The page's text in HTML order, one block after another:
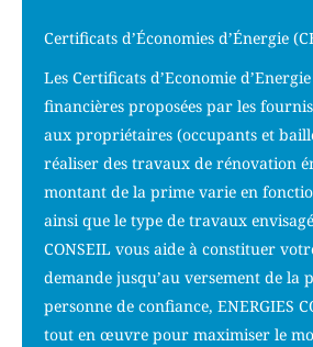
Certificats d’Économies d’Énergie
Les Certificats d’Economie
financières proposées par les
aux propriétaires (occupants et
réaliser des travaux de rénovation
montant de la prime varie en
ainsi que le type de travaux
CONSEIL vous aide à constituer
demande jusqu’au versement de la
personne de confiance, ENERGIES
tout en œuvre pour maximiser le